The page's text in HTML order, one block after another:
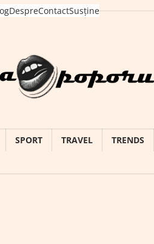
DespreContactSusține
SPORT TRAVEL TRENDS